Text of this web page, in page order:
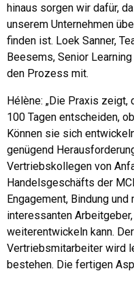
hinaus sorgen wir dafür,
unserem Unternehmen
finden ist. Loek Sanner,
Beesems, Senior
den Prozess mit.
Hélène: „Die Praxis
100 Tagen entscheiden,
Können sie sich
genügend
Vertriebskollegen von
Handelsgeschäfts der
Engagement, Bindung
interessanten
weiterentwickeln kann.
Vertriebsmitarbeiter wird
bestehen. Die fertigen